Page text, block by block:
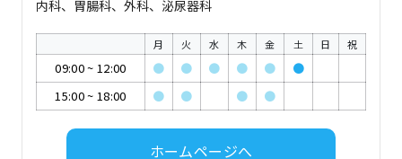
内科、胃腸科、外科、泌尿器科
月 火 水 木 金 土 日 祝
09:00~ 12:00 ● ● ● ● ●
●
15:00~ 18:00 ● ● ● ●
ホームページへ